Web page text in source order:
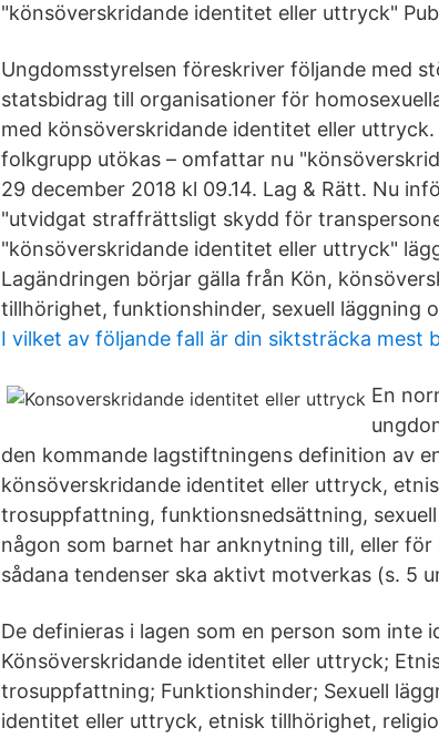
"könsöverskridande identitet eller uttryck"
Ungdomsstyrelsen föreskriver följande med
statsbidrag till organisationer för
med könsöverskridande identitet eller
folkgrupp utökas – omfattar nu
29 december 2018 kl 09.14. Lag & Rätt. Nu
"utvidgat straffrättsligt skydd för
"könsöverskridande identitet eller uttryck"
Lagändringen börjar gälla från Kön,
tillhörighet, funktionshinder, sexuell läggning
I vilket av följande fall är din siktsträcka mest
En
den kommande lagstiftningens definition av
könsöverskridande identitet eller uttryck,
trosuppfattning, funktionsnedsättning,
någon som barnet har anknytning till, eller
sådana tendenser ska aktivt motverkas (s. 5
De definieras i lagen som en person som inte
Könsöverskridande identitet eller uttryck;
trosuppfattning; Funktionshinder; Sexuell
identitet eller uttryck, etnisk tillhörighet,